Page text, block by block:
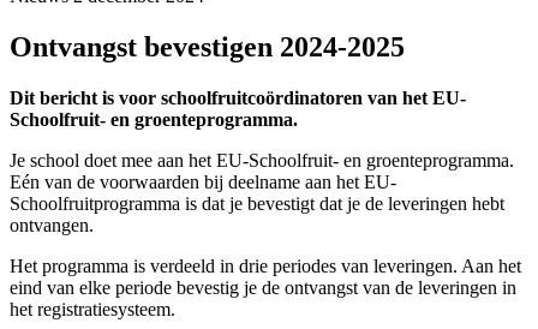
Ontvangst bevestigen 2024-2025
Dit bericht is voor schoolfruitcoördinatoren van het EU-
Schoolfruit- en groenteprogramma.
Je school doet mee aan het EU-Schoolfruit- en groenteprogramma.
Eén van de voorwaarden bij deelname aan het EU-
Schoolfruitprogramma is dat je bevestigt dat je de leveringen hebt
ontvangen.
Het programma is verdeeld in drie periodes van leveringen. Aan het
eind van elke periode bevestig je de ontvangst van de leveringen in
het registratiesysteem.